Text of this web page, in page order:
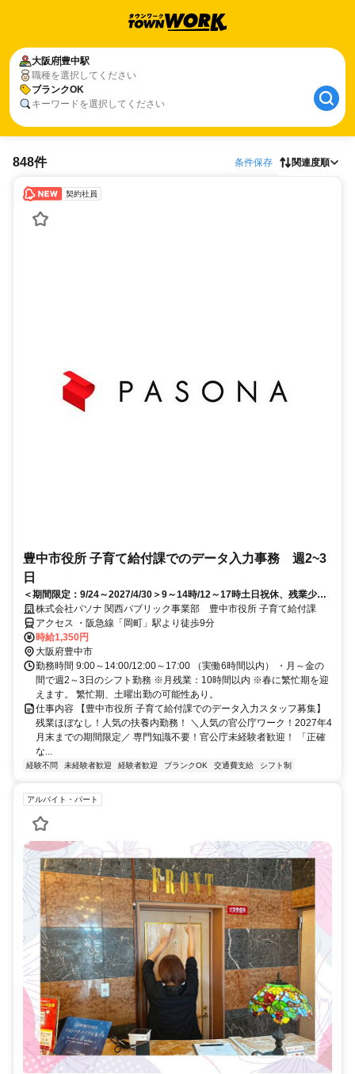
大阪府豊中駅
職種を選択してください
ブランクOK
キーワードを選択してください
848件 条件保存 関連度順
契約社員
豊中市役所 子育て給付課でのデータ入力事務 週2~3
日
＜期間限定：9/24～2027/4/30＞9～14時/12～17時土日祝休、残業少な
め／電話応対なし
株式会社パソナ 関西パブリック事業部 豊中市役所 子育て給付課
アクセス ・阪急線「岡町」駅より徒歩9分
時給1,350円
大阪府豊中市
勤務時間 9:00～14:00/12:00～17:00 （実働6時間以内） ・月～金の
間で週2～3日のシフト勤務 ※月残業：10時間以内 ※春に繁忙期を迎
えます。 繁忙期、土曜出勤の可能性あり。
仕事内容 【豊中市役所 子育て給付課でのデータ入力スタッフ募集】
残業ほぼなし！人気の扶養内勤務！ ＼人気の官公庁ワーク！2027年4
月末までの期間限定／ 専門知識不要！官公庁未経験者歓迎！ 「正確
な...
経験不問 未経験者歓迎 経験者歓迎 ブランクOK 交通費支給 シフト制
アルバイト・パート